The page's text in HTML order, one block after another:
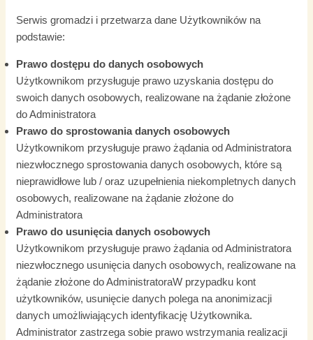
Serwis gromadzi i przetwarza dane Użytkowników na
podstawie:
Prawo dostępu do danych osobowych
Użytkownikom przysługuje prawo uzyskania dostępu do
swoich danych osobowych, realizowane na żądanie złożone
do Administratora
Prawo do sprostowania danych osobowych
Użytkownikom przysługuje prawo żądania od Administratora
niezwłocznego sprostowania danych osobowych, które są
nieprawidłowe lub / oraz uzupełnienia niekompletnych danych
osobowych, realizowane na żądanie złożone do
Administratora
Prawo do usunięcia danych osobowych
Użytkownikom przysługuje prawo żądania od Administratora
niezwłocznego usunięcia danych osobowych, realizowane na
żądanie złożone do AdministratoraW przypadku kont
użytkowników, usunięcie danych polega na anonimizacji
danych umożliwiających identyfikację Użytkownika.
Administrator zastrzega sobie prawo wstrzymania realizacji